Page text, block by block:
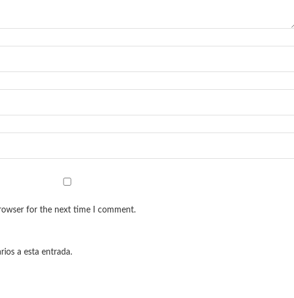
for the next time I comment.
a esta entrada.